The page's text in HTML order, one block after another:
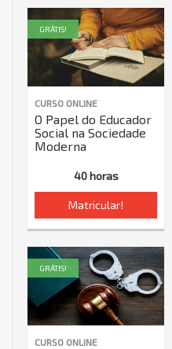
CURSO ONLINE
O Papel do Educador
Social na Sociedade
Moderna
40 horas
Matricular!
GRÁTIS!
CURSO ONLINE
GRÁTIS!